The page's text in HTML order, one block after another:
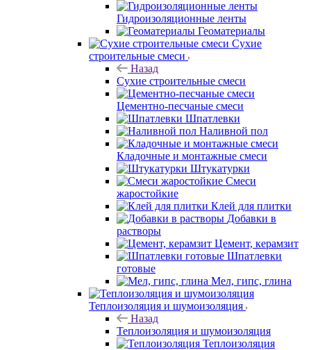
Гидроизоляционные ленты
Геоматериалы
Сухие
строительные смеси
Назад
Сухие строительные смеси
Цементно-песчаные смеси
Шпатлевки
Наливной пол
Кладочные и монтажные смеси
Штукатурки
Смеси
жаростойкие
Клей для плитки
Добавки в
растворы
Цемент, керамзит
Шпатлевки
готовые
Мел, гипс, глина
Теплоизоляция и шумоизоляция
Назад
Теплоизоляция и шумоизоляция
Теплоизоляция